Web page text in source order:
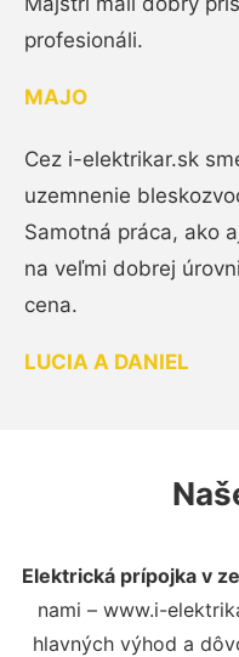
profesionáli.
MAJO
Cez i-elektrikar.sk
uzemnenie
Samotná práca, ako
na veľmi dobrej
cena.
LUCIA A DANIEL
Elektrická prípojka v
nami – www.i-
hlavných výhod a